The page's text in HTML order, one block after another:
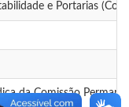
e Portarias
da Comissão